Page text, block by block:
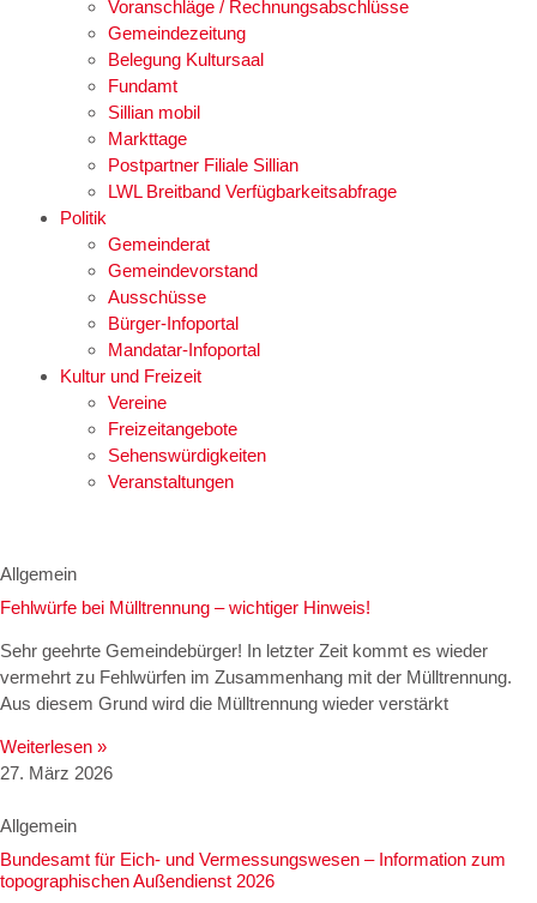
Voranschläge / Rechnungsabschlüsse
Gemeindezeitung
Belegung Kultursaal
Fundamt
Sillian mobil
Markttage
Postpartner Filiale Sillian
LWL Breitband Verfügbarkeitsabfrage
Politik
Gemeinderat
Gemeindevorstand
Ausschüsse
Bürger-Infoportal
Mandatar-Infoportal
Kultur und Freizeit
Vereine
Freizeitangebote
Sehenswürdigkeiten
Veranstaltungen
Allgemein
Fehlwürfe bei Mülltrennung – wichtiger Hinweis!
Sehr geehrte Gemeindebürger! In letzter Zeit kommt es wieder
vermehrt zu Fehlwürfen im Zusammenhang mit der Mülltrennung.
Aus diesem Grund wird die Mülltrennung wieder verstärkt
Weiterlesen »
27. März 2026
Allgemein
Bundesamt für Eich- und Vermessungswesen – Information zum
topographischen Außendienst 2026